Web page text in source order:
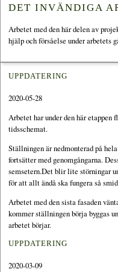
DET INVÄNDIGA
Arbetet med den här delen av
hjälp och försåelse under arbetets
UPPDATERING
2020-05-28
Arbetet har under den här
tidsschemat.
Ställningen är nedmonterad på
fortsätter med genomgångarna.
semsetern.Det blir lite störningar
för att allt ändå ska fungera så
Arbetet med den sista fasaden
kommer ställningen börja byggas
arbetet börjar.
UPPDATERING
2020-03-09